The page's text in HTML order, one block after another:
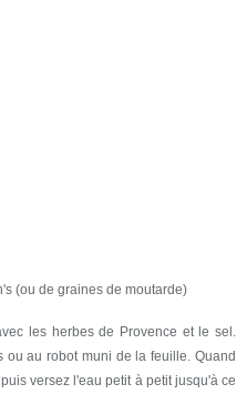
(ou de graines de moutarde)
les herbes de Provence et le sel.
ou au robot muni de la feuille. Quand
versez l'eau petit à petit jusqu'à ce